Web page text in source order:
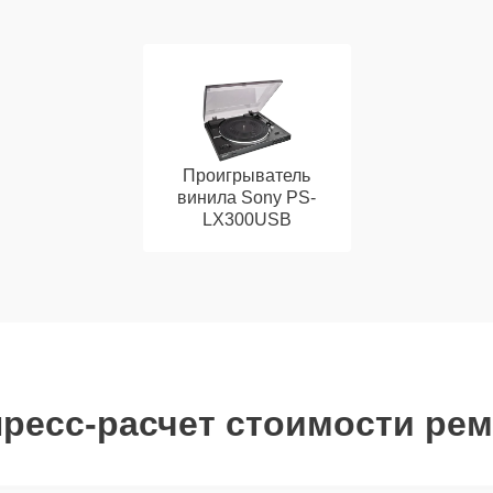
Проигрыватель
винила Sony PS-
LX300USB
расчет стоимости